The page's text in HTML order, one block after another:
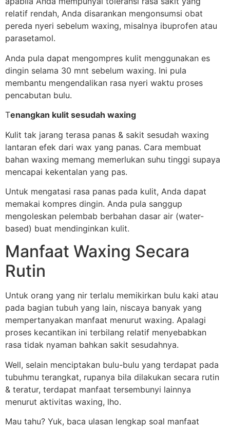
relatif rendah, Anda disarankan mengonsumsi obat
pereda nyeri sebelum waxing, misalnya ibuprofen atau
parasetamol.
Anda pula dapat mengompres kulit menggunakan es
dingin selama 30 mnt sebelum waxing. Ini pula
membantu mengendalikan rasa nyeri waktu proses
pencabutan bulu.
Tenangkan kulit sesudah waxing
Kulit tak jarang terasa panas & sakit sesudah waxing
lantaran efek dari wax yang panas. Cara membuat
bahan waxing memang memerlukan suhu tinggi supaya
mencapai kekentalan yang pas.
Untuk mengatasi rasa panas pada kulit, Anda dapat
memakai kompres dingin. Anda pula sanggup
mengoleskan pelembab berbahan dasar air (water-
based) buat mendinginkan kulit.
Manfaat Waxing Secara
Rutin
Untuk orang yang nir terlalu memikirkan bulu kaki atau
pada bagian tubuh yang lain, niscaya banyak yang
mempertanyakan manfaat menurut waxing. Apalagi
proses kecantikan ini terbilang relatif menyebabkan
rasa tidak nyaman bahkan sakit sesudahnya.
Well, selain menciptakan bulu-bulu yang terdapat pada
tubuhmu terangkat, rupanya bila dilakukan secara rutin
& teratur, terdapat manfaat tersembunyi lainnya
menurut aktivitas waxing, lho.
Mau tahu? Yuk, baca ulasan lengkap soal manfaat